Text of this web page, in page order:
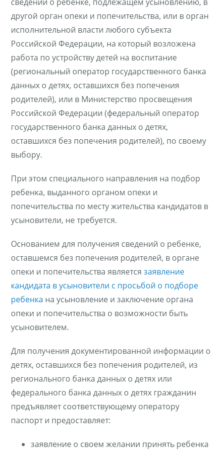
другой орган опеки и попечительства, или в орган
исполнительной власти любого субъекта
Российской Федерации, на который возложена
работа по устройству детей на воспитание
(региональный оператор государственного банка
данных о детях, оставшихся без попечения
родителей), или в Министерство просвещения
Российской Федерации (федеральный оператор
государственного банка данных о детях,
оставшихся без попечения родителей), по своему
выбору.
При этом специального направления на подбор
ребенка, выданного органом опеки и
попечительства по месту жительства кандидатов в
усыновители, не требуется.
Основанием для получения сведений о ребенке,
оставшемся без попечения родителей, в органе
опеки и попечительства является заявление
кандидата в усыновители с просьбой о подборе
ребенка на усыновление и заключение органа
опеки и попечительства о возможности быть
усыновителем.
Для получения документированной информации о
детях, оставшихся без попечения родителей, из
регионального банка данных о детях или
федерального банка данных о детях гражданин
предъявляет соответствующему оператору
паспорт и предоставляет:
заявление о своем желании принять ребенка